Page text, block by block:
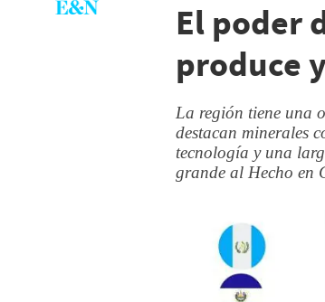
El poder
produce
La región tiene una
destacan minerales
tecnología y una
grande al Hecho en